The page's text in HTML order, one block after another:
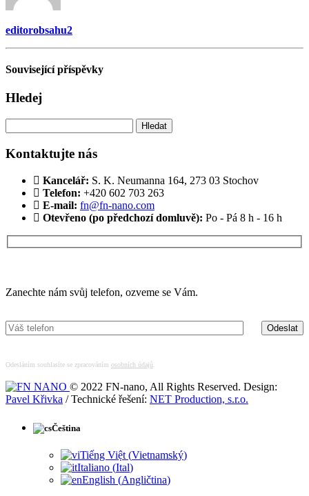
editorobsahu2
Souvisejícípříspěvky
Hledej
Kontaktujte nás
Kancelář: S. K. Neumanna 164, 273 03 Stochov
Telefon: +420 ‭602 703 263‬
E-mail: fn@fn-nano.com
Otevřeno (po předchozí domluvě): Po - Pá 8 h - 16 h
Zanechte nám svůj telefon, ozveme se Vám.
Odesláním souhlasíte se zpracováním osobních údajů.
© 2022 FN-nano, All Rights Reserved. Design:
Pavel Křivka / Technické řešení: NET Production, s.r.o.
Čeština
Tiếng Việt (Vietnamský)
Italiano (Ital)
English (Angličtina)